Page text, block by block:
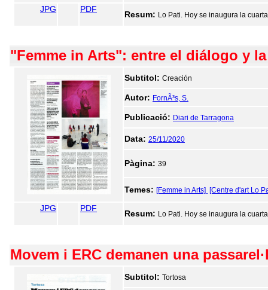
JPG PDF
Resum: Lo Pati. Hoy se inaugura la
"Femme in Arts": entre el diálogo y
Subtitol: Creación
Autor: FornÃ³s, S.
Publicació: Diari de Tarragona
Data: 25/11/2020
Pàgina: 39
Temes: [Femme in Arts] [Centre d'art Lo
JPG PDF
Resum: Lo Pati. Hoy se inaugura la
Movem i ERC demanen una
Subtitol: Tortosa